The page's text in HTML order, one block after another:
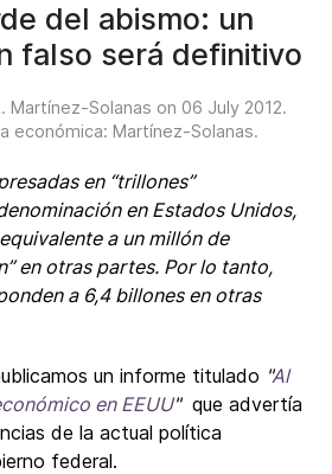
del abismo: un
falso será definitivo
Martínez-Solanas on 06 July 2012.
económica: Martínez-Solanas.
en “trillones”
en Estados Unidos,
a un millón de
en otras partes. Por lo tanto,
a 6,4 billones en otras
un informe titulado "Al
en EEUU"que advertía
de la actual política
federal.